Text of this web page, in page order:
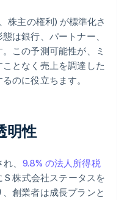
株主の権利) が標準化さ
は銀行、パートナー、
この予測可能性が、ミ
となく売上を調達した
のに役立ちます。
明性
、 9.8% の法人所得税
S 株式会社ステータスを
創業者は成長プランと